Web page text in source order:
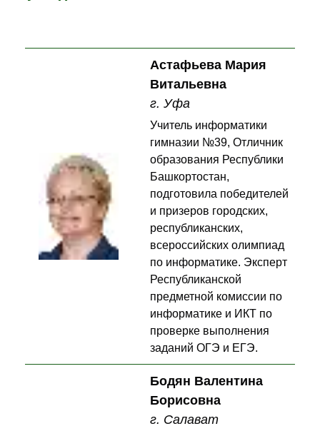
Астафьева Мария
Витальевна
г. Уфа
Учитель информатики
гимназии №39, Отличник
образования Республики
Башкортостан,
подготовила победителей
и призеров городских,
республиканских,
всероссийских олимпиад
по информатике. Эксперт
Республиканской
предметной комиссии по
информатике и ИКТ по
проверке выполнения
заданий ОГЭ и ЕГЭ.
Бодян Валентина
Борисовна
г. Салават